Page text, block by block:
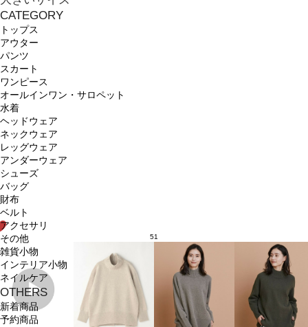
CATEGORY
トップス
アウター
パンツ
スカート
ワンピース
オールインワン・サロペット
水着
ヘッドウェア
ネックウェア
レッグウェア
アンダーウェア
シューズ
バッグ
財布
ベルト
アクセサリ
その他
雑貨小物
インテリア小物
ネイルケア
OTHERS
新着商品
予約商品
51